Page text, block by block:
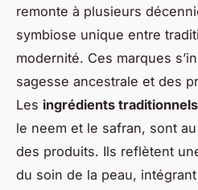
remonte à plusieurs
symbiose unique entre
modernité. Ces marques
sagesse ancestrale et des
Les ingrédients traditionnels
le neem et le safran, sont
des produits. Ils reflètent
du soin de la peau,